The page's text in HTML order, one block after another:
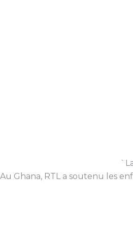
Au Ghana, RTL a soutenu les